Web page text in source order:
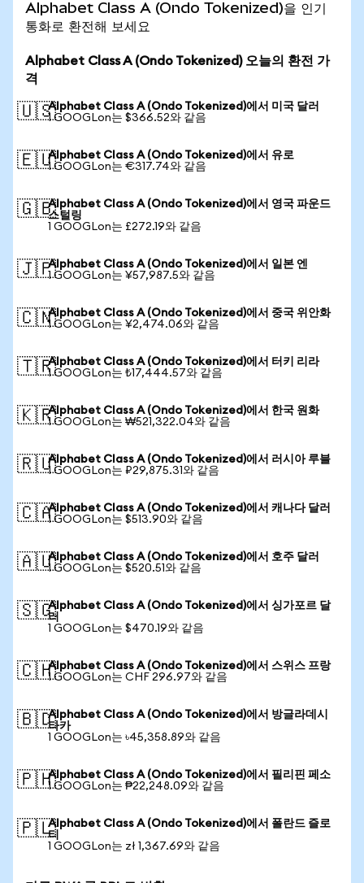
Alphabet Class A (Ondo Tokenized)을 인기
통화로 환전해 보세요
Alphabet Class A (Ondo Tokenized) 오늘의 환전 가
격
🇺🇸Alphabet Class A (Ondo Tokenized)에서 미국 달러
1 GOOGLon는 $366.52와 같음
🇪🇺Alphabet Class A (Ondo Tokenized)에서 유로
1 GOOGLon는 €317.74와 같음
🇬🇧Alphabet Class A (Ondo Tokenized)에서 영국 파운드
스털링
1 GOOGLon는 £272.19와 같음
🇯🇵Alphabet Class A (Ondo Tokenized)에서 일본 엔
1 GOOGLon는 ¥57,987.5와 같음
🇨🇳Alphabet Class A (Ondo Tokenized)에서 중국 위안화
1 GOOGLon는 ¥2,474.06와 같음
🇹🇷Alphabet Class A (Ondo Tokenized)에서 터키 리라
1 GOOGLon는 ₺17,444.57와 같음
🇰🇷Alphabet Class A (Ondo Tokenized)에서 한국 원화
1 GOOGLon는 ₩521,322.04와 같음
🇷🇺Alphabet Class A (Ondo Tokenized)에서 러시아 루블
1 GOOGLon는 ₽29,875.31와 같음
🇨🇦Alphabet Class A (Ondo Tokenized)에서 캐나다 달러
1 GOOGLon는 $513.90와 같음
🇦🇺Alphabet Class A (Ondo Tokenized)에서 호주 달러
1 GOOGLon는 $520.51와 같음
🇸🇬Alphabet Class A (Ondo Tokenized)에서 싱가포르 달
러
1 GOOGLon는 $470.19와 같음
🇨🇭Alphabet Class A (Ondo Tokenized)에서 스위스 프랑
1 GOOGLon는 CHF 296.97와 같음
🇧🇩Alphabet Class A (Ondo Tokenized)에서 방글라데시
타카
1 GOOGLon는 ৳45,358.89와 같음
🇵🇭Alphabet Class A (Ondo Tokenized)에서 필리핀 페소
1 GOOGLon는 ₱22,248.09와 같음
🇵🇱Alphabet Class A (Ondo Tokenized)에서 폴란드 즐로
티
1 GOOGLon는 zł 1,367.69와 같음